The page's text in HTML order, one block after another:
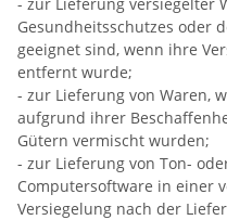
Gesundheitsschutzes oder
geeignet sind, wenn ihre
entfernt wurde;
- zur Lieferung von Waren,
aufgrund ihrer
Gütern vermischt wurden;
- zur Lieferung von Ton-
Computersoftware in einer
Versiegelung nach der